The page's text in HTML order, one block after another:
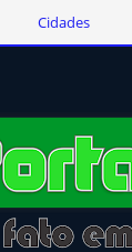
Cidades